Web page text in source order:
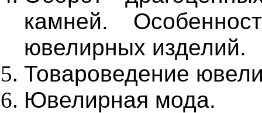
камней.
ювелирных изделий.
Товароведение
Ювелирная мода.